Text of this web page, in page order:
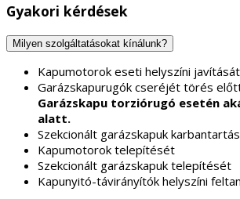
Gyakori kérdések
Milyen szolgáltatásokat kínálunk?
Kapumotorok eseti helyszíni
Garázskapurugók cseréjét törés
Garázskapu torziórugó esetén
alatt.
Szekcionált garázskapuk
Kapumotorok telepítését
Szekcionált garázskapuk telepítését
Kapunyitó-távirányítók helyszíni